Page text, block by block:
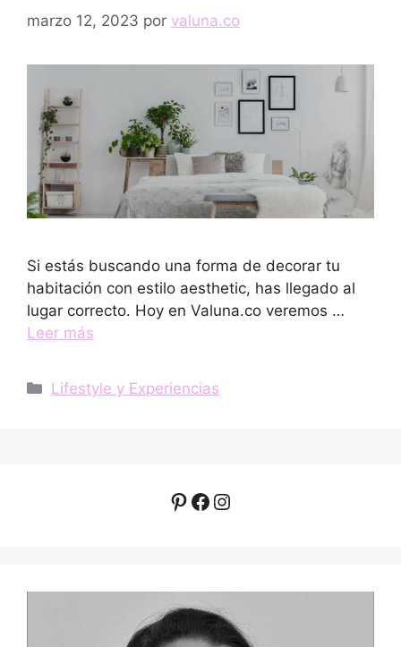
marzo 12, 2023 por valuna.co
Si estás buscando una forma de decorar tu
habitación con estilo aesthetic, has llegado al
lugar correcto. Hoy en Valuna.co veremos …
Leer más
Categorías
Lifestyle y Experiencias
Pinterest
Facebook
Instagram